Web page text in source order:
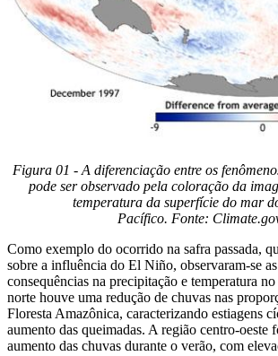
Figura 01 - A diferenciação entre os
pode ser observado pela coloração da
temperatura da superfície do mar
Pacífico. Fonte:
Como exemplo do ocorrido na safra passada,
sobre a influência do El Niño, observaram-se
consequências na precipitação e temperatura
norte houve uma redução de chuvas nas
Floresta Amazônica, caracterizando estiagens
aumento das queimadas. A região centro-oeste
aumento das chuvas durante o verão, com